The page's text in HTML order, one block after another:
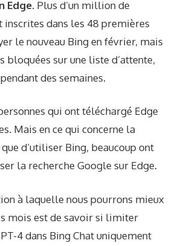
Edge. Plus d’un million de
inscrites dans les 48 premières
le nouveau Bing en février, mais
bloquées sur une liste d’attente,
des semaines.
qui ont téléchargé Edge
Mais en ce qui concerne la
d’utiliser Bing, beaucoup ont
la recherche Google sur Edge.
à laquelle nous pourrons mieux
mois est de savoir si limiter
4 dans Bing Chat uniquement